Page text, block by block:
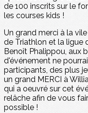
de 100 inscrits sur le
les courses kids !
Un grand merci à la
de Triathlon et la ligue
Benoît Phalippou, aux
d'événement ne
participants, des plus
un grand MERCI à
qui a oeuvré sur cet
relâche afin de vous
possible !